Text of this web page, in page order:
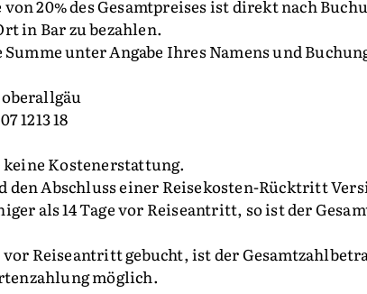
20% des Gesamtpreises ist direkt nach
in Bar zu bezahlen.
unter Angabe Ihres Namens und
1213 18
Kostenerstattung.
Abschluss einer Reisekosten-Rücktritt
als 14 Tage vor Reiseantritt, so ist der
Reiseantritt gebucht, ist der
möglich.